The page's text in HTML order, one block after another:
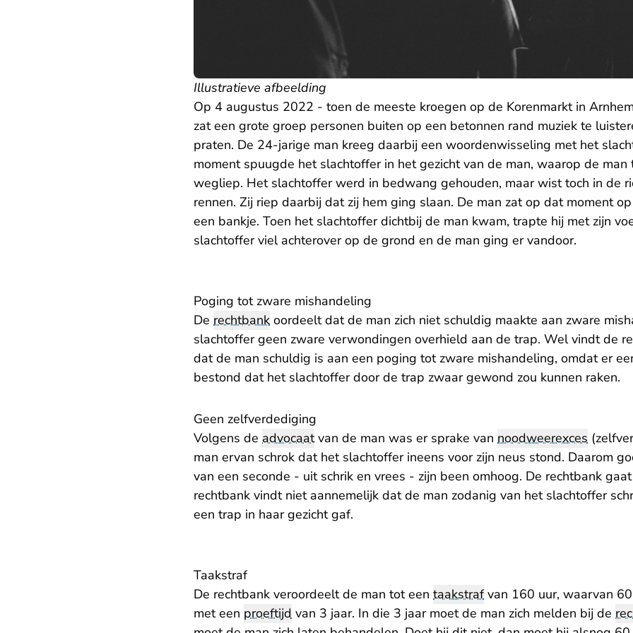
Illustratieve afbeelding
Op 4 augustus 2022 - toen de meeste kroegen op de Korenmarkt in
zat een grote groep personen buiten op een betonnen rand muziek te
praten. De 24-jarige man kreeg daarbij een woordenwisseling met het
moment spuugde het slachtoffer in het gezicht van de man, waarop de
wegliep. Het slachtoffer werd in bedwang gehouden, maar wist toch in de
rennen. Zij riep daarbij dat zij hem ging slaan. De man zat op dat moment
een bankje. Toen het slachtoffer dichtbij de man kwam, trapte hij met zijn
slachtoffer viel achterover op de grond en de man ging er vandoor.
Poging tot zware mishandeling
De rechtbank oordeelt dat de man zich niet schuldig maakte aan zware
slachtoffer geen zware verwondingen overhield aan de trap. Wel vindt de
dat de man schuldig is aan een poging tot zware mishandeling, omdat er
bestond dat het slachtoffer door de trap zwaar gewond zou kunnen raken.
Geen zelfverdediging
Volgens de advocaatvan de man was er sprake van noodweerexces
man ervan schrok dat het slachtoffer ineens voor zijn neus stond. Daarom
van een seconde - uit schrik en vrees - zijn been omhoog. De rechtbank
rechtbank vindt niet aannemelijk dat de man zodanig van het slachtoffer
een trap in haar gezicht gaf.
Taakstraf
De rechtbank veroordeelt de man tot een taakstrafvan 160 uur, waarvan
met een proeftijd van 3 jaar. In die 3 jaar moet de man zich melden bij de